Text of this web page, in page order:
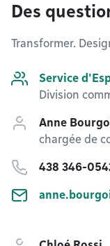
Des
Transformer.
Service
Division
Anne
chargée de
438 346-